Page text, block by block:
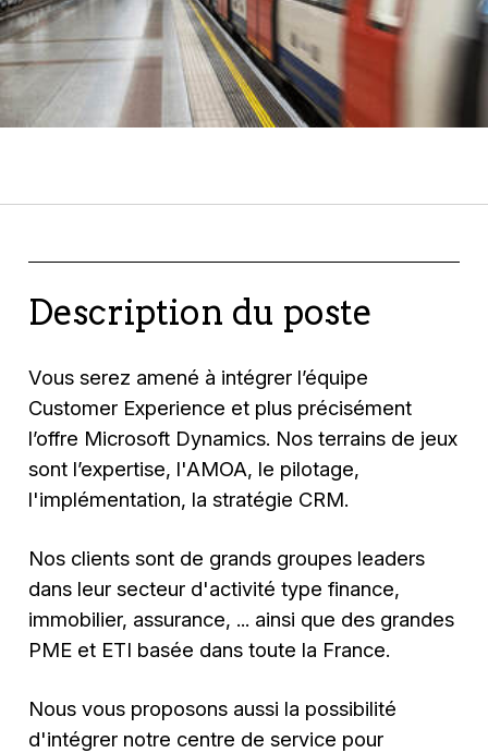
Description du poste
Vous serez amené à intégrer l’équipe
Customer Experience et plus précisément
l’offre Microsoft Dynamics. Nos terrains de jeux
sont l’expertise, l'AMOA, le pilotage,
l'implémentation, la stratégie CRM.
Nos clients sont de grands groupes leaders
dans leur secteur d'activité type finance,
immobilier, assurance, ... ainsi que des grandes
PME et ETI basée dans toute la France.
Nous vous proposons aussi la possibilité
d'intégrer notre centre de service pour